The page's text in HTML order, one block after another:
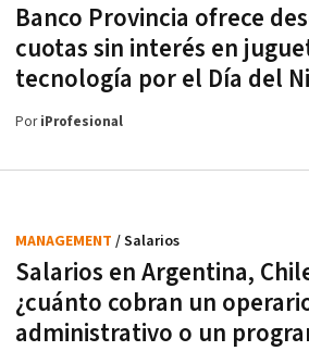
Banco Provincia ofrece
cuotas sin interés en
tecnología por el Día del
PoriProfesional
Salarios en Argentina,
¿cuánto cobran un
administrativo o un
MANAGEMENT / Salarios